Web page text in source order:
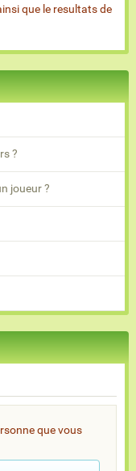
que le resultats de
?
joueur ?
que vous